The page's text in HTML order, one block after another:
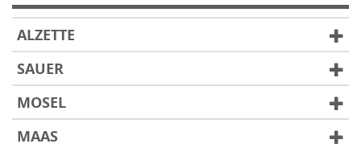
ALZETTE
SAUER
MOSEL
MAAS